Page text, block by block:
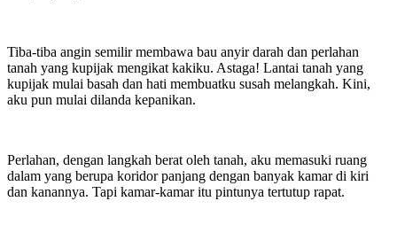
Tiba-tiba angin semilir membawa bau anyir darah dan perlahan
tanah yang kupijak mengikat kakiku. Astaga! Lantai tanah yang
kupijak mulai basah dan hati membuatku susah melangkah. Kini,
aku pun mulai dilanda kepanikan.
Perlahan, dengan langkah berat oleh tanah, aku memasuki ruang
dalam yang berupa koridor panjang dengan banyak kamar di kiri
dan kanannya. Tapi kamar-kamar itu pintunya tertutup rapat.